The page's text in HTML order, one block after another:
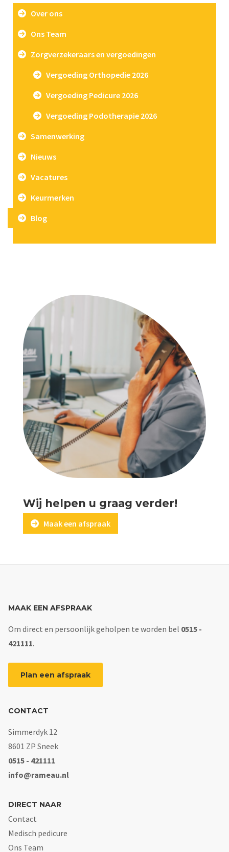
Over ons
Ons Team
Zorgverzekeraars en vergoedingen
Vergoeding Orthopedie 2026
Vergoeding Pedicure 2026
Vergoeding Podotherapie 2026
Samenwerking
Nieuws
Vacatures
Keurmerken
Blog
Wij helpen u graag verder!
Maak een afspraak
MAAK EEN AFSPRAAK
Om direct en persoonlijk geholpen te worden bel 0515 -
421111.
Plan een afspraak
CONTACT
Simmerdyk 12
8601 ZP Sneek
0515 - 421111
info@rameau.nl
DIRECT NAAR
Contact
Medisch pedicure
Ons Team